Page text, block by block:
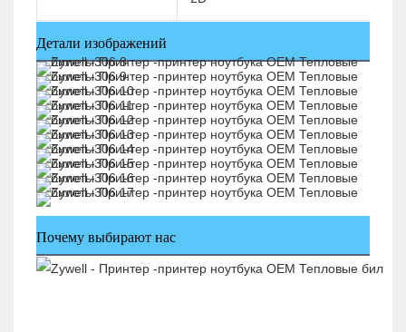
Детали изображений
Почему выбирают нас